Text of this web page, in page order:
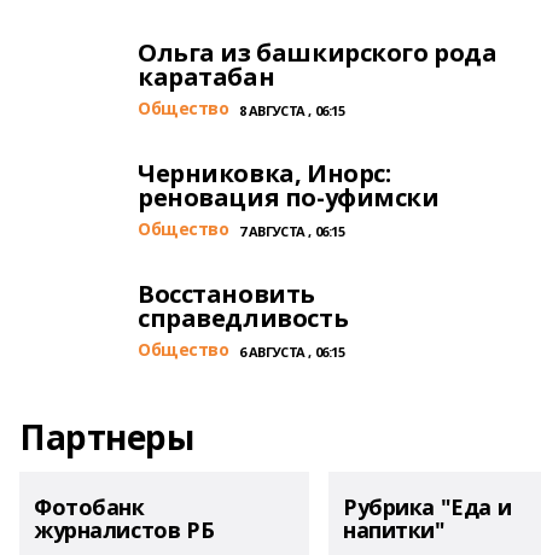
Ольга из башкирского рода
каратабан
Общество 8 АВГУСТА , 06:15
Черниковка, Инорс:
реновация по-уфимски
Общество 7 АВГУСТА , 06:15
Восстановить
справедливость
Общество 6 АВГУСТА , 06:15
Партнеры
Фотобанк
журналистов РБ
Рубрика "Еда и
напитки"